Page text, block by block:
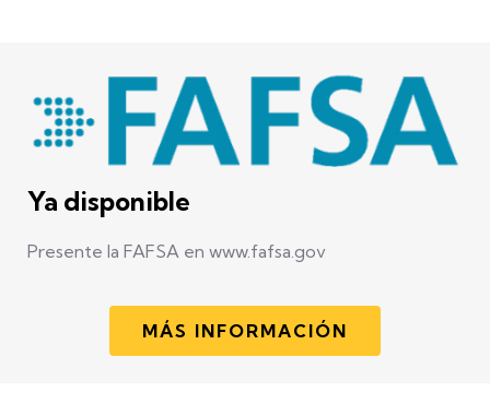
Ya disponible
Presente la FAFSA en www.fafsa.gov
MÁS INFORMACIÓN